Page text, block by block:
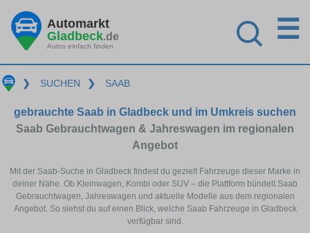
Automarkt
Gladbeck.de
Autos einfach finden
☰
❯ SUCHEN ❯ SAAB
gebrauchte Saab in Gladbeck und im Umkreis suchen
Saab Gebrauchtwagen & Jahreswagen im regionalen
Angebot
Mit der Saab-Suche in Gladbeck findest du gezielt Fahrzeuge dieser Marke in
deiner Nähe. Ob Kleinwagen, Kombi oder SUV – die Plattform bündelt Saab
Gebrauchtwagen, Jahreswagen und aktuelle Modelle aus dem regionalen
Angebot. So siehst du auf einen Blick, welche Saab Fahrzeuge in Gladbeck
verfügbar sind.